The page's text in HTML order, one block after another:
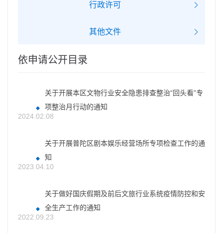
行政许可
其他文件
依申请公开目录
关于开展本区文物行业安全隐患排查整治“回头看”专
项整治月行动的通知
2024.02.08
关于开展普陀区剧本娱乐经营场所专项检查工作的通
知
2023.04.10
关于做好国庆假期及前后文旅行业系统疫情防控和安
全生产工作的通知
2022.09.23